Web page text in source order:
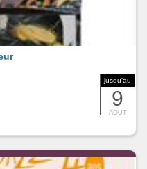
jusqu'au
9
AOUT